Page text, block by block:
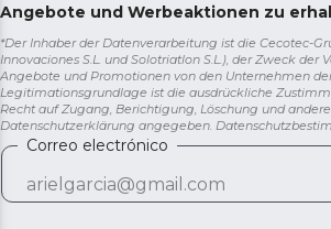
Angebote und Werbeaktionen zu
*Der Inhaber der Datenverarbeitung ist die Cecotec-
Innovaciones S.L. und Solotriatlon S.L.), der Zweck der
Angebote und Promotionen von den Unternehmen
Legitimationsgrundlage ist die ausdrückliche
Recht auf Zugang, Berichtigung, Löschung und
Datenschutzerklärung angegeben.
Correo electrónico